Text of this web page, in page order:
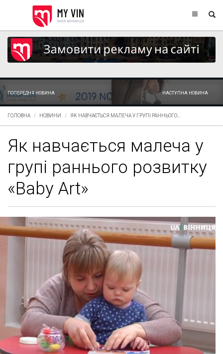
ПОПЕРЕДНЯ НОВИНА НАСТУПНА НОВИНА
ГОЛОВНА НОВИНИ ЯК НАВЧАЄТЬСЯ МАЛЕЧА У ГРУПІ РАННЬОГО...
Як навчається малеча у
групі раннього розвитку
«Baby Art»